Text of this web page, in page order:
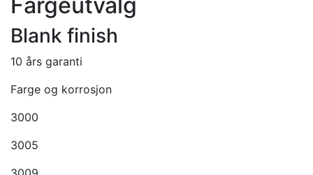
Blank finish
10 års garanti
Farge og korrosjon
3000
3005